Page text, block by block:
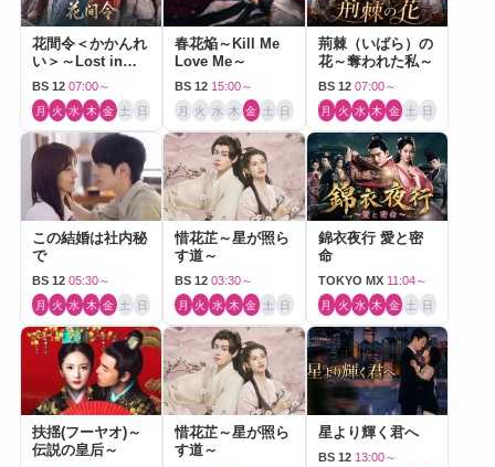
花間令＜かかんれ
い＞～Lost in
Love～
BS 12 07:00～
月 火 水 木 金 土 日
春花焔～Kill Me
Love Me～
BS 12 15:00～
月 火 水 木 金 土 日
荊棘（いばら）の
花～奪われた私～
BS 12 07:00～
月 火 水 木 金 土 日
この結婚は社内秘
で
BS 12 05:30～
月 火 水 木 金 土 日
惜花芷～星が照ら
す道～
BS 12 03:30～
月 火 水 木 金 土 日
錦衣夜行 愛と密
命
TOKYO MX 11:04～
月 火 水 木 金 土 日
扶揺(フーヤオ)～
伝説の皇后～
惜花芷～星が照ら
す道～
星より輝く君へ
BS 12 13:00～